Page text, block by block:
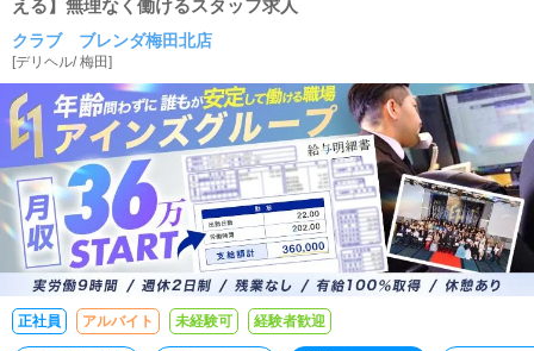
える】無理なく働けるスタッフ求人
クラブ ブレンダ梅田北店
[デリヘル/梅田]
正社員 アルバイト 未経験可 経験者歓迎